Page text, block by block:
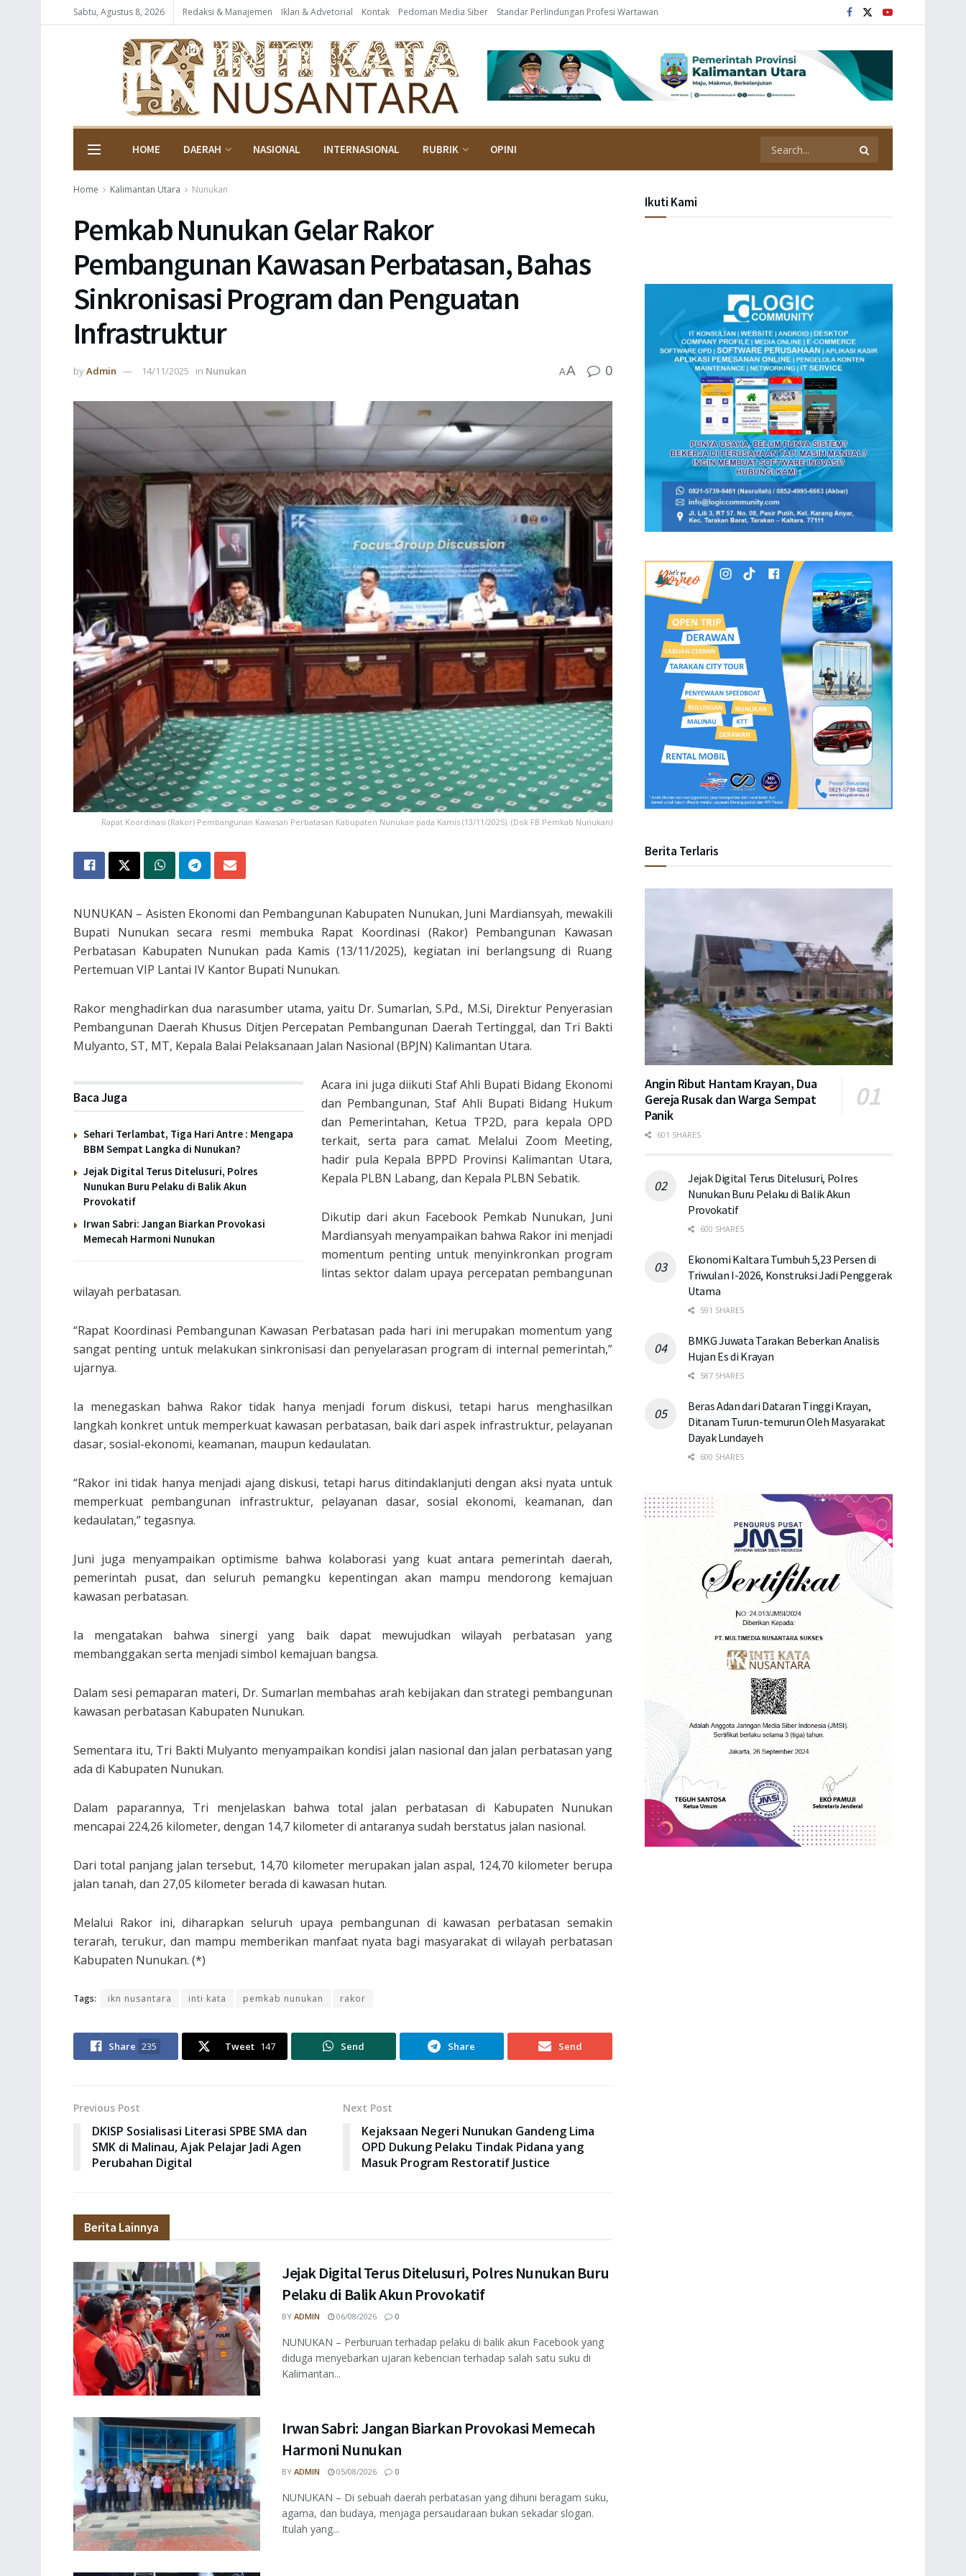
Sabtu, Agustus 8, 2026 Redaksi & Manajemen Iklan & Advetorial Kontak Pedoman Media Siber Standar Perlindungan Profesi Wartawan
HOME DAERAH NASIONAL INTERNASIONAL RUBRIK OPINI
Home Kalimantan Utara Nunukan
Pemkab Nunukan Gelar Rakor
Pembangunan Kawasan Perbatasan, Bahas
Sinkronisasi Program dan Penguatan
Infrastruktur
byAdmin 14/11/2025 in Nunukan AA 0
Rapat Koordinasi (Rakor) Pembangunan Kawasan Perbatasan Kabupaten Nunukan pada Kamis (13/11/2025). (Dok FB Pemkab Nunukan)
NUNUKAN – Asisten Ekonomi dan Pembangunan Kabupaten Nunukan, Juni Mardiansyah, mewakili
Bupati Nunukan secara resmi membuka Rapat Koordinasi (Rakor) Pembangunan Kawasan
Perbatasan Kabupaten Nunukan pada Kamis (13/11/2025), kegiatan ini berlangsung di Ruang
Pertemuan VIP Lantai IV Kantor Bupati Nunukan.
Rakor menghadirkan dua narasumber utama, yaitu Dr. Sumarlan, S.Pd., M.Si, Direktur Penyerasian
Pembangunan Daerah Khusus Ditjen Percepatan Pembangunan Daerah Tertinggal, dan Tri Bakti
Mulyanto, ST, MT, Kepala Balai Pelaksanaan Jalan Nasional (BPJN) Kalimantan Utara.
Baca Juga
Sehari Terlambat, Tiga Hari Antre : Mengapa
BBM Sempat Langka di Nunukan?
Jejak Digital Terus Ditelusuri, Polres
Nunukan Buru Pelaku di Balik Akun
Provokatif
Irwan Sabri: Jangan Biarkan Provokasi
Memecah Harmoni Nunukan
Acara ini juga diikuti Staf Ahli Bupati Bidang Ekonomi
dan Pembangunan, Staf Ahli Bupati Bidang Hukum
dan Pemerintahan, Ketua TP2D, para kepala OPD
terkait, serta para camat. Melalui Zoom Meeting,
hadir pula Kepala BPPD Provinsi Kalimantan Utara,
Kepala PLBN Labang, dan Kepala PLBN Sebatik.
Dikutip dari akun Facebook Pemkab Nunukan, Juni
Mardiansyah menyampaikan bahwa Rakor ini menjadi
momentum penting untuk menyinkronkan program
lintas sektor dalam upaya percepatan pembangunan
wilayah perbatasan.
“Rapat Koordinasi Pembangunan Kawasan Perbatasan pada hari ini merupakan momentum yang
sangat penting untuk melakukan sinkronisasi dan penyelarasan program di internal pemerintah,”
ujarnya.
Ia menegaskan bahwa Rakor tidak hanya menjadi forum diskusi, tetapi harus menghasilkan
langkah konkret untuk memperkuat kawasan perbatasan, baik dari aspek infrastruktur, pelayanan
dasar, sosial-ekonomi, keamanan, maupun kedaulatan.
“Rakor ini tidak hanya menjadi ajang diskusi, tetapi harus ditindaklanjuti dengan aksi nyata untuk
memperkuat pembangunan infrastruktur, pelayanan dasar, sosial ekonomi, keamanan, dan
kedaulatan,” tegasnya.
Juni juga menyampaikan optimisme bahwa kolaborasi yang kuat antara pemerintah daerah,
pemerintah pusat, dan seluruh pemangku kepentingan akan mampu mendorong kemajuan
kawasan perbatasan.
Ia mengatakan bahwa sinergi yang baik dapat mewujudkan wilayah perbatasan yang
membanggakan serta menjadi simbol kemajuan bangsa.
Dalam sesi pemaparan materi, Dr. Sumarlan membahas arah kebijakan dan strategi pembangunan
kawasan perbatasan Kabupaten Nunukan.
Sementara itu, Tri Bakti Mulyanto menyampaikan kondisi jalan nasional dan jalan perbatasan yang
ada di Kabupaten Nunukan.
Dalam paparannya, Tri menjelaskan bahwa total jalan perbatasan di Kabupaten Nunukan
mencapai 224,26 kilometer, dengan 14,7 kilometer di antaranya sudah berstatus jalan nasional.
Dari total panjang jalan tersebut, 14,70 kilometer merupakan jalan aspal, 124,70 kilometer berupa
jalan tanah, dan 27,05 kilometer berada di kawasan hutan.
Melalui Rakor ini, diharapkan seluruh upaya pembangunan di kawasan perbatasan semakin
terarah, terukur, dan mampu memberikan manfaat nyata bagi masyarakat di wilayah perbatasan
Kabupaten Nunukan. (*)
Tags: ikn nusantara inti kata pemkab nunukan rakor
Share 235 Tweet 147 Send Share Send
Previous Post
DKISP Sosialisasi Literasi SPBE SMA dan
SMK di Malinau, Ajak Pelajar Jadi Agen
Perubahan Digital
Next Post
Kejaksaan Negeri Nunukan Gandeng Lima
OPD Dukung Pelaku Tindak Pidana yang
Masuk Program Restoratif Justice
Berita Lainnya
Jejak Digital Terus Ditelusuri, Polres Nunukan Buru
Pelaku di Balik Akun Provokatif
BY ADMIN 06/08/2026 0
NUNUKAN – Perburuan terhadap pelaku di balik akun Facebook yang
diduga menyebarkan ujaran kebencian terhadap salah satu suku di
Kalimantan...
Irwan Sabri: Jangan Biarkan Provokasi Memecah
Harmoni Nunukan
BY ADMIN 05/08/2026 0
NUNUKAN – Di sebuah daerah perbatasan yang dihuni beragam suku,
agama, dan budaya, menjaga persaudaraan bukan sekadar slogan.
Itulah yang...
Ikuti Kami
Berita Terlaris
Angin Ribut Hantam Krayan, Dua
Gereja Rusak dan Warga Sempat
Panik
601 SHARES
Jejak Digital Terus Ditelusuri, Polres
Nunukan Buru Pelaku di Balik Akun
Provokatif
600 SHARES
Ekonomi Kaltara Tumbuh 5,23 Persen di
Triwulan I-2026, Konstruksi Jadi Penggerak
Utama
591 SHARES
BMKG Juwata Tarakan Beberkan Analisis
Hujan Es di Krayan
587 SHARES
Beras Adan dari Dataran Tinggi Krayan,
Ditanam Turun-temurun Oleh Masyarakat
Dayak Lundayeh
600 SHARES